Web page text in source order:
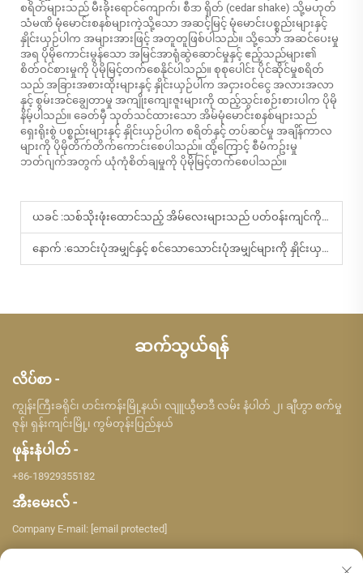
စရိတ်များသည် မီးခိုးရောင်ကျောက်၊ စီဒာ ရှိတ် (cedar shake) သို့မဟုတ်
သံမဏိ မုံမောင်းစနစ်များကဲ့သို့သော အဆင့်မြင့် မုံမောင်းပစ္စည်းများနှင့်
နှိုင်းယှဉ်ပါက အများအားဖြင့် အတူတူဖြစ်ပါသည်။ သို့သော် အဆင်ပေးမှု
အရ ပိုမိုကောင်းမွန်သော အမြင်အာရုံဆွဲဆောင်မှုနှင့် ဧည့်သည်များ၏
စိတ်ဝင်စားမှုကို ပိုမိုမြင့်တက်စေနိုင်ပါသည်။ စုစုပေါင်း ပိုင်ဆိုင်မှုစရိတ်
သည် အခြားအစားထိုးများနှင့် နှိုင်းယှဉ်ပါက အငှားဝင်ငွေ အလားအလာ
နှင့် စွမ်းအင်ချွေတာမှု အကျိုးကျေးဇူးများကို ထည့်သွင်းစဉ်းစားပါက ပိုမို
နိမ့်ပါသည်။ ခေတ်မှီ သုတ်သင်ထားသော အိမ်မုံမောင်းစနစ်များသည်
ရှေးရိုးစွဲ ပစ္စည်းများနှင့် နှိုင်းယှဉ်ပါက စရိတ်နှင့် တပ်ဆင်မှု အချိန်ကာလ
များကို ပိုမိုတိက်တိက်ကောင်းစေပါသည်။ ထို့ကြောင့် စီမံကဥ်းမှု
ဘတ်ဂျက်အတွက် ယုံကုံစိတ်ချမှုကို ပိုမိုမြင့်တက်စေပါသည်။
ယခင် :သစ်သိုးဖုံးထောင်သည့် အိမ်လေးများသည် ပတ်ဝန်းကျင်ကို ဂရုစိုက်သည့် ခရီးသွားဧည့်သည်များကို မည်သို့ ဆွဲဆောင်နိုင်သနည်း
နောက် :သောင်းပုံအမျှင်နှင့် စင်သောသောင်းပုံအမျှင်များကို နှိုင်းယှဉ်ခြင်း
ဆက်သွယ်ရန်
လိပ်စာ -
ကျွန်းကြီးခရိုင်၊ ဟင်းကန်းမြို့နယ်၊ လျူယွီမာဒီ လမ်း နံပါတ် ၂၊ ချီဟွာ စက်မှု
ဇုန်၊ ရှန်းကျင်းမြို့၊ ကွမ်တုန်းပြည်နယ်
ဖုန်းနံပါတ် -
+86-18929355182
အီးမေးလ် -
Company E-mail: [email protected]